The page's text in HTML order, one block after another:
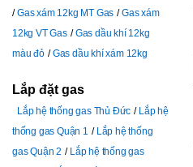
Gas xám 12kg MT Gas
Gas xám
12kg VT Gas
Gas dầu khí 12kg
màu đỏ
Gas dầu khí xám 12kg
Lắp đặt gas
Lắp hệ thống gas Thủ Đức
Lắp hệ
thống gas Quận 1
Lắp hệ thống
gas Quận 2
Lắp hệ thống gas